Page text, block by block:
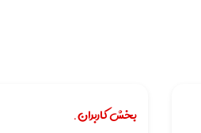
بخش کاربران.